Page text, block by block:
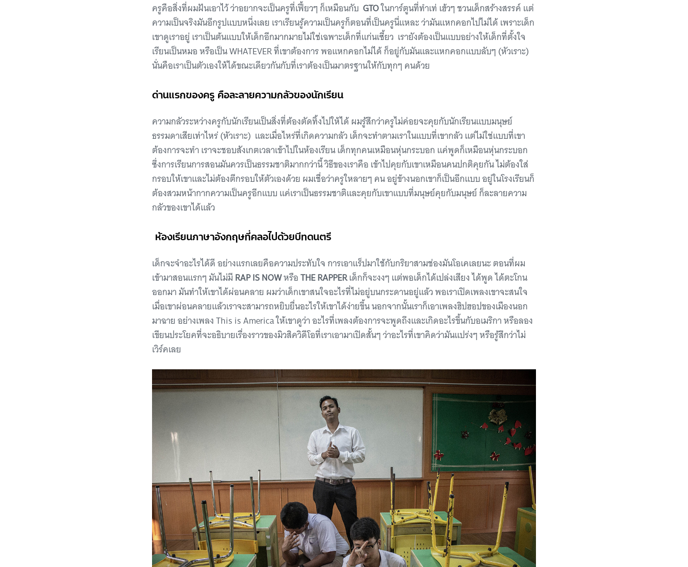
ครูคือสิ่งที่ผมฝันเอาไว้ ว่าอยากจะเป็นครูที่เฟี้ยวๆ ก็เหมือนกับ GTOในการ์ตูนที่ทำเท่ เฮ้วๆ ชวนเด็กสร้างสรรค์ แต่
ความเป็นจริงมันอีกรูปแบบหนึ่งเลย เราเรียนรู้ความเป็นครูก็ตอนที่เป็นครูนี่แหละ ว่ามันแหกคอกไปไม่ได้ เพราะเด็ก
เขาดูเราอยู่ เราเป็นต้นแบบให้เด็กอีกมากมายไม่ใช่เฉพาะเด็กที่แก่นเซี้ยว เรายังต้องเป็นแบบอย่างให้เด็กที่ตั้งใจ
เรียนเป็นหมอ หรือเป็น WHATEVER ที่เขาต้องการ พอแหกคอกไม่ได้ ก็อยู่กับมันและแหกคอกแบบลับๆ (หัวเราะ)
นั่นคือเราเป็นตัวเองให้ได้ขณะเดียวกันกับที่เราต้องเป็นมาตรฐานให้กับทุกๆ คนด้วย
ด่านแรกของครู คือละลายความกลัวของนักเรียน
ความกลัวระหว่างครูกับนักเรียนเป็นสิ่งที่ต้องตัดทิ้งไปให้ได้ ผมรู้สึกว่าครูไม่ค่อยจะคุยกับนักเรียนแบบมนุษย์
ธรรมดาเสียเท่าไหร่ (หัวเราะ) และเมื่อไหร่ที่เกิดความกลัว เด็กจะทำตามเราในแบบที่เขากลัว แต่ไม่ใช่แบบที่เขา
ต้องการจะทำ เราจะชอบสังเกตเวลาเข้าไปในห้องเรียน เด็กทุกคนเหมือนหุ่นกระบอก แค่พูดก็เหมือนหุ่นกระบอก
ซึ่งการเรียนการสอนมันควรเป็นธรรมชาติมากกว่านี้ วิธีของเราคือ เข้าไปคุยกับเขาเหมือนคนปกติคุยกัน ไม่ต้องใส่
กรอบให้เขาและไม่ต้องตีกรอบให้ตัวเองด้วย ผมเชื่อว่าครูใหลายๆ คน อยู่ข้างนอกเขาก็เป็นอีกแบบ อยู่ในโรงเรียนก็
ต้องสวมหน้ากากความเป็นครูอีกแบบ แค่เราเป็นธรรมชาติและคุยกับเขาแบบที่มนุษย์คุยกับมนุษย์ ก็ละลายความ
กลัวของเขาได้แล้ว
ห้องเรียนภาษาอังกฤษที่คลอไปด้วยบีทดนตรี
เด็กจะจำอะไรได้ดี อย่างแรกเลยคือความประทับใจ การเอาแร็ปมาใช้กับกริยาสามช่องมันโอเคเลยนะ ตอนที่ผม
เข้ามาสอนแรกๆ มันไม่มี RAP IS NOWหรือTHE RAPPERเด็กก็จะงงๆ แต่พอเด็กได้เปล่งเสียง ได้พูด ได้ตะโกน
ออกมา มันทำให้เขาได้ผ่อนคลาย ผมว่าเด็กเขาสนใจอะไรที่ไม่อยู่บนกระดานอยู่แล้ว พอเราเปิดเพลงเขาจะสนใจ
เมื่อเขาผ่อนคลายแล้วเราจะสามารถหยิบยื่นอะไรให้เขาได้ง่ายขึ้น นอกจากนั้นเราก็เอาเพลงฮิปฮอปของเมืองนอก
มาฉาย อย่างเพลง This is America ให้เขาดูว่า อะไรที่เพลงต้องการจะพูดถึงและเกิดอะไรขึ้นกับอเมริกา หรือลอง
เขียนประโยคที่จะอธิบายเรื่องราวของมิวสิควิดีโอที่เราเอามาเปิดสั้นๆ ว่าอะไรที่เขาคิดว่ามันแปร่งๆ หรือรู้สึกว่าไม่
เวิร์คเลย